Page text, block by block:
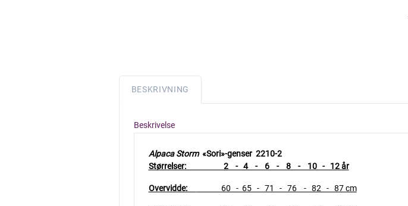
BESKRIVNING
Beskrivelse
Alpaca Storm «Sori»-genser 2210-2
Størrelser: 2 - 4 - 6 - 8 - 10 - 12 år
Overvidde: 60 - 65 - 71 - 76 - 82 - 87 cm